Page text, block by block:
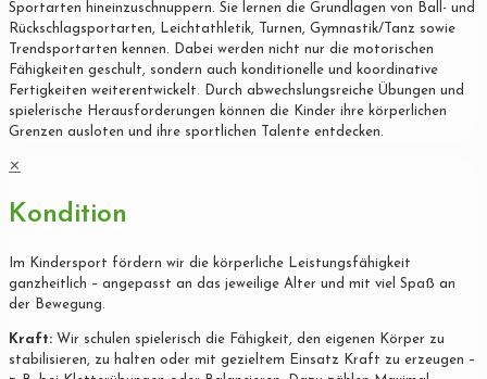
Sportarten hineinzuschnuppern. Sie lernen die Grundlagen von Ball- und
Rückschlagsportarten, Leichtathletik, Turnen, Gymnastik/Tanz sowie
Trendsportarten kennen. Dabei werden nicht nur die motorischen
Fähigkeiten geschult, sondern auch konditionelle und koordinative
Fertigkeiten weiterentwickelt. Durch abwechslungsreiche Übungen und
spielerische Herausforderungen können die Kinder ihre körperlichen
Grenzen ausloten und ihre sportlichen Talente entdecken.
✕
Kondition
Im Kindersport fördern wir die körperliche Leistungsfähigkeit
ganzheitlich – angepasst an das jeweilige Alter und mit viel Spaß an
der Bewegung.
Kraft: Wir schulen spielerisch die Fähigkeit, den eigenen Körper zu
stabilisieren, zu halten oder mit gezieltem Einsatz Kraft zu erzeugen –